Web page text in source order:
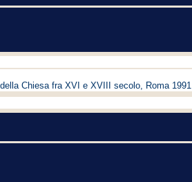
Chiesa fra XVI e XVIII secolo, Roma 1991